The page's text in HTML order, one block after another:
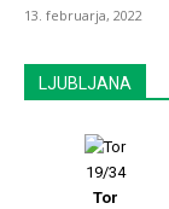
13. februarja, 2022
LJUBLJANA
19/34
Tor